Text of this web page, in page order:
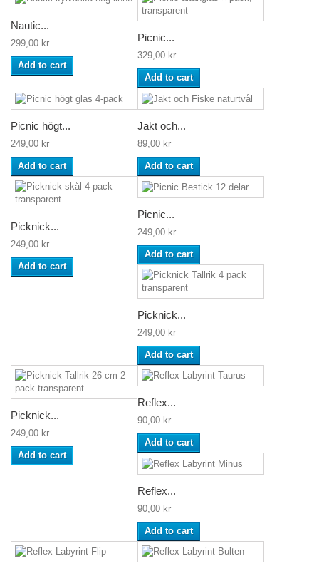
Nautic...
299,00 kr
Add to cart
Picnic...
329,00 kr
Add to cart
Picnic högt...
249,00 kr
Add to cart
Jakt och...
89,00 kr
Add to cart
Picknick...
249,00 kr
Add to cart
Picnic...
249,00 kr
Add to cart
Picknick...
249,00 kr
Add to cart
Picknick...
249,00 kr
Add to cart
Reflex...
90,00 kr
Add to cart
Reflex...
90,00 kr
Add to cart